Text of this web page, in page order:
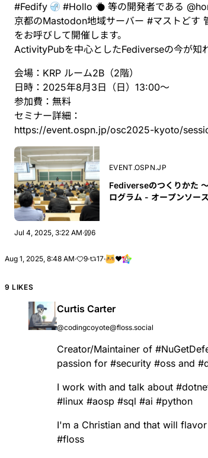
#Fedify #Hollo 等の開発者である @
京都のMastodon地域サーバー #マストどす
をお呼びして開催します。
ActivityPubを中心としたFediverseの今が知
会場：KRP ルーム2B（2階）
日時：2025年8月3日（日）13:00〜
参加費：無料
セミナー詳細：
https://event.ospn.jp/osc2025-kyoto/se
EVENT.OSPN.JP
Fediverseのつくりかた
ログラム - オープンソー
Jul 4, 2025, 3:22 AM· 6
Aug 1, 2025, 8:48 AM· 9· 17· ❤
9 LIKES
Curtis Carter
@codingcoyote@floss.social
Creator/Maintainer of #
passion for #security #oss and #
I work with and talk about #
#linux #aosp #sql #ai #python
I'm a Christian and that will
#floss